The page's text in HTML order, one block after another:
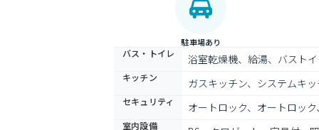
駐車場あり
バス・トイレ 浴室乾燥機、給湯、バスト
キッチン ガスキッチン、システムキ
セキュリティ オートロック、オートロッ
室内設備